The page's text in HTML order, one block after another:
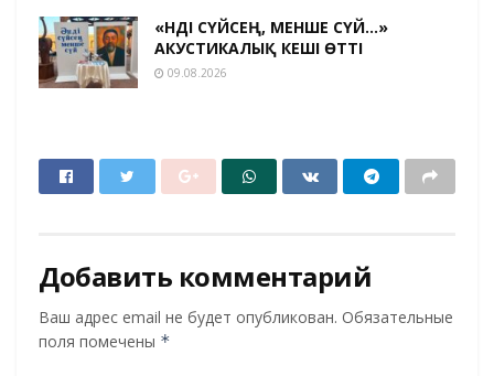
«ӘНДІ СҮЙСЕҢ, МЕНШЕ СҮЙ…»
АКУСТИКАЛЫҚ КЕШІ ӨТТІ
09.08.2026
Добавить комментарий
Ваш адрес email не будет опубликован. Обязательные
поля помечены *